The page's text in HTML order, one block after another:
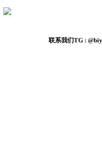
联系我们TG :